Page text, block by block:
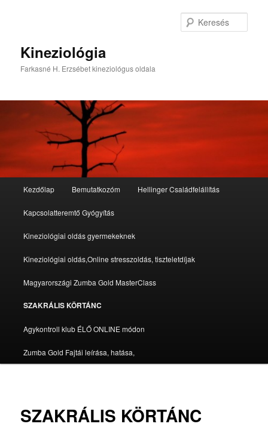
Kineziológia
Farkasné H. Erzsébet kineziológus oldala
Kezdőlap Bemutatkozóm Hellinger Családfelállítás
Kapcsolatteremtő Gyógyítás
Kineziológiai oldás gyermekeknek
Kineziológiai oldás,Online stresszoldás, tiszteletdíjak
Magyarországi Zumba Gold MasterClass
SZAKRÁLIS KÖRTÁNC
Agykontroll klub ÉLŐ ONLINE módon
Zumba Gold Fajtái leírása, hatása,
SZAKRÁLIS KÖRTÁNC